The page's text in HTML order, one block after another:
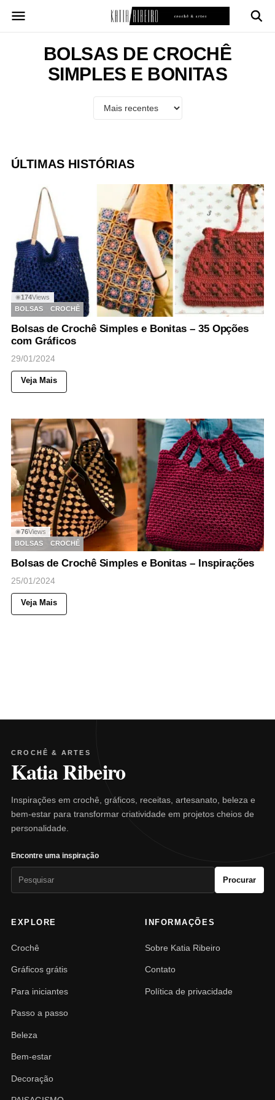
para
BOLSAS DE CROCHÊ
SIMPLES E BONITAS
ÚLTIMAS HISTÓRIAS
◉174Views
BOLSAS
CROCHÊ
Bolsas de Crochê Simples e Bonitas – 35 Opções
com Gráficos
29/01/2024
Veja Mais
◉76Views
BOLSAS
CROCHÊ
Bolsas de Crochê Simples e Bonitas – Inspirações
25/01/2024
Veja Mais
CROCHÊ & ARTES
Katia Ribeiro
Inspirações em crochê, gráficos, receitas, artesanato, beleza e
bem-estar para transformar criatividade em projetos cheios de
personalidade.
Encontre uma inspiração
Procurar
EXPLORE
Crochê
Gráficos grátis
Para iniciantes
Passo a passo
Beleza
Bem-estar
Decoração
INFORMAÇÕES
Sobre Katia Ribeiro
Contato
Política de privacidade